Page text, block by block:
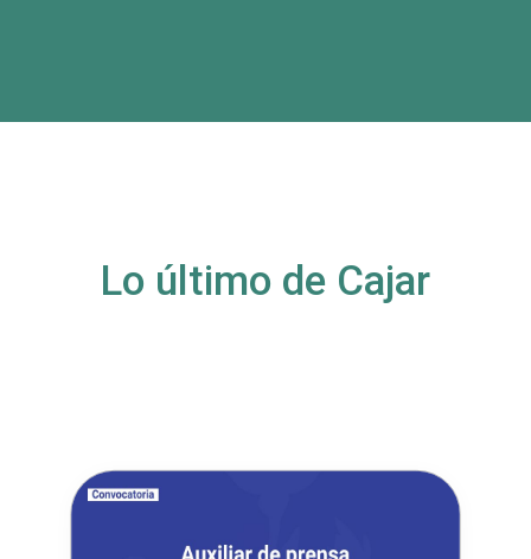
Lo último de Cajar